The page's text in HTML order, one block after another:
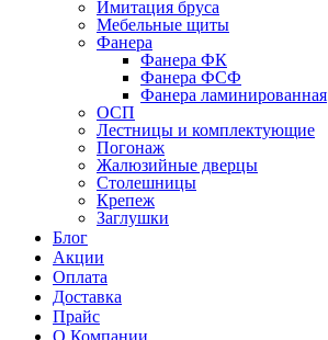
Имитация бруса
Мебельные щиты
Фанера
Фанера ФК
Фанера ФСФ
Фанера ламинированная
ОСП
Лестницы и комплектующие
Погонаж
Жалюзийные дверцы
Столешницы
Крепеж
Заглушки
Блог
Акции
Оплата
Доставка
Прайс
О Компании